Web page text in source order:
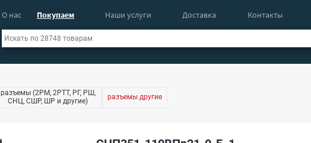
О нас Покупаем Наши услуги Доставка Контакты
разъемы (2РМ, 2РТТ, РГ, РШ,
СНЦ, СШР, ШР и другие)
разъемы другие